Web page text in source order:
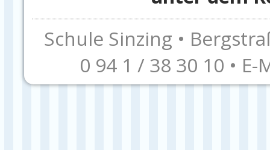
Schule Sinzing •
0 94 1 / 38 30 10 • E-